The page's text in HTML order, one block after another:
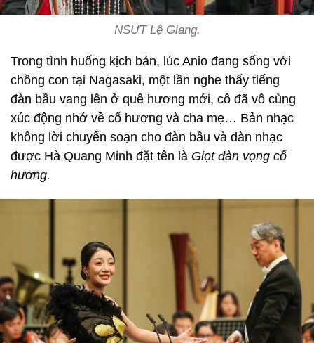
NSƯT Lệ Giang.
Trong tình huống kịch bản, lúc Anio đang sống với
chồng con tại Nagasaki, một lần nghe thấy tiếng
đàn bầu vang lên ở quê hương mới, cô đã vô cùng
xúc động nhớ về cố hương và cha mẹ… Bản nhạc
không lời chuyển soạn cho đàn bầu và dàn nhạc
được Hà Quang Minh đặt tên là Giọt đàn vọng cố
hương.